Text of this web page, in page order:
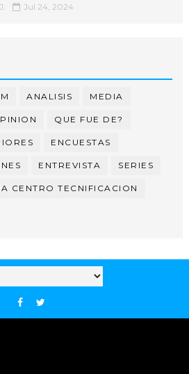
Jul 24, 2024
ANALISIS MEDIA
QUE FUE DE?
ENCUESTAS
ENTREVISTA SERIES
CENTRO TECNIFICACION